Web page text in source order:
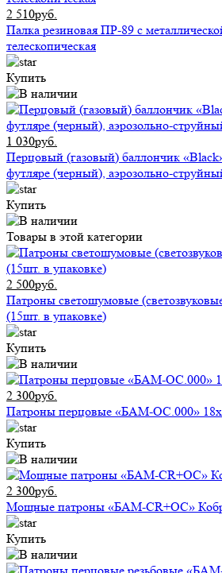
2 510руб.
Палка резиновая ПР-89 с
телескопическая
Купить
1 030руб.
Перцовый (газовый) баллончик
футляре (черный), аэрозольно-
Купить
Товары в этой категории
2 500руб.
Патроны светошумовые
(15шт. в упаковке)
Купить
2 300руб.
Патроны перцовые «БАМ-ОС.000»
Купить
2 300руб.
Мощные патроны «БАМ-CR+ОС»
Купить